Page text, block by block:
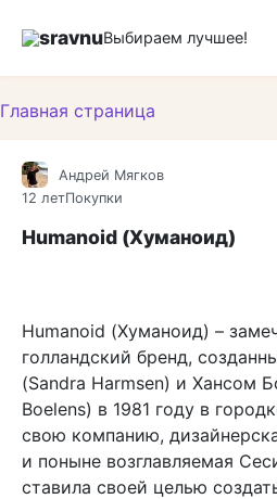
sravnuВыбираем лучшее!
Главная страница
Андрей Мягков
12 летПокупки
Humanoid (Хуманоид)
Humanoid (Хуманоид) –
голландский бренд,
(Sandra Harmsen) и Хансом
Boelens) в 1981 году в
свою компанию,
и поныне возглавляемая
ставила своей целью